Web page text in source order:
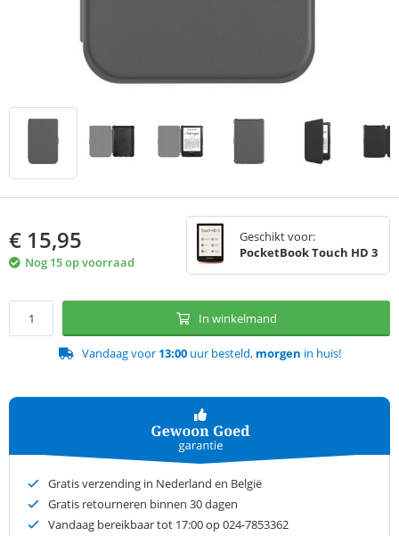
€ 15,95
Nog 15 op voorraad
Geschikt voor:
PocketBook Touch HD 3
In winkelmand
Vandaag voor 13:00uur besteld, morgen in huis!
Gratis verzending in Nederland en België
Gratis retourneren binnen 30 dagen
Vandaag bereikbaar tot 17:00 op 024-7853362